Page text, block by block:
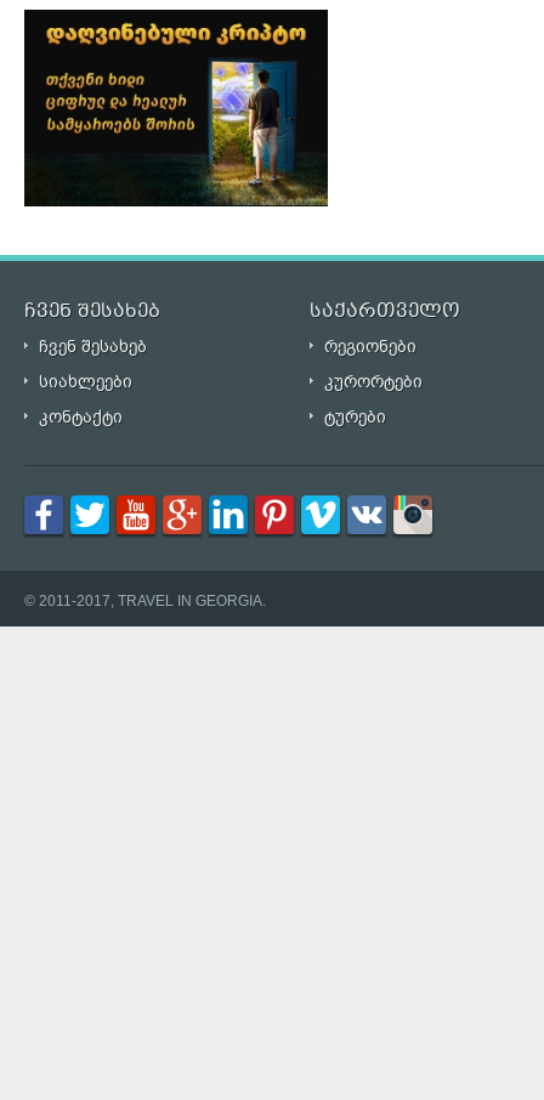
ჩვენ შესახებ საქართველო
ჩვენ შესახებ
რეგიონები
სიახლეები
კურორტები
კონტაქტი
ტურები
© 2011-2017, TRAVEL IN GEORGIA.